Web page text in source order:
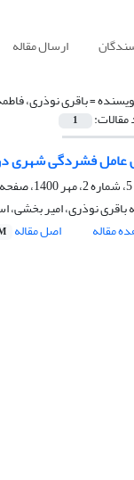
ارسال مقاله
=باقری نوذری،
مقالات: 1
فشردگی شهری در
باقری نوذری، امیر بخشی،
مقاله
اصل مقاله